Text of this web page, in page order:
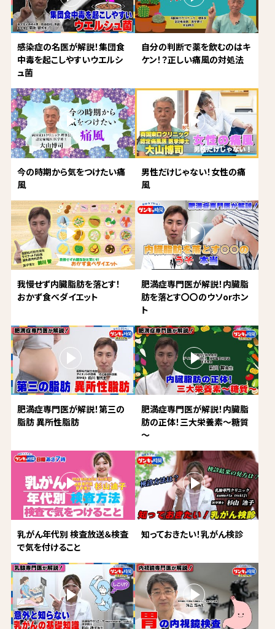
感染症の名医が解説！集団食
中毒を起こしやすいウエルシ
ュ菌
自分の判断で薬を飲むのはキ
ケン！？正しい痛風の対処法
今の時期から気をつけたい痛
風
男性だけじゃない！女性の痛
風
我慢せず内臓脂肪を落とす！
おかず食べダイエット
肥満症専門医が解説！内臓脂
肪を落とす〇〇のウソorホン
ト
肥満症専門医が解説！第三の
脂肪 異所性脂肪
肥満症専門医が解説！内臓脂
肪の正体！三大栄養素～糖質
～
乳がん年代別 検査放送＆検査
で気を付けること
知っておきたい！乳がん検診